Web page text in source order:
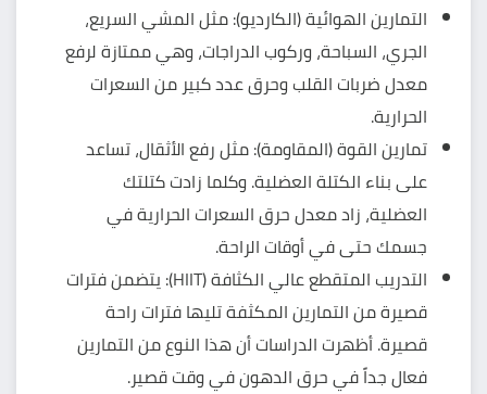
التمارين الهوائية (الكارديو): مثل المشي السريع،
الجري، السباحة، وركوب الدراجات، وهي ممتازة لرفع
معدل ضربات القلب وحرق عدد كبير من السعرات
الحرارية.
تمارين القوة (المقاومة): مثل رفع الأثقال، تساعد
على بناء الكتلة العضلية. وكلما زادت كتلتك
العضلية، زاد معدل حرق السعرات الحرارية في
جسمك حتى في أوقات الراحة.
التدريب المتقطع عالي الكثافة (HIIT): يتضمن فترات
قصيرة من التمارين المكثفة تليها فترات راحة
قصيرة. أظهرت الدراسات أن هذا النوع من التمارين
فعال جداً في حرق الدهون في وقت قصير.